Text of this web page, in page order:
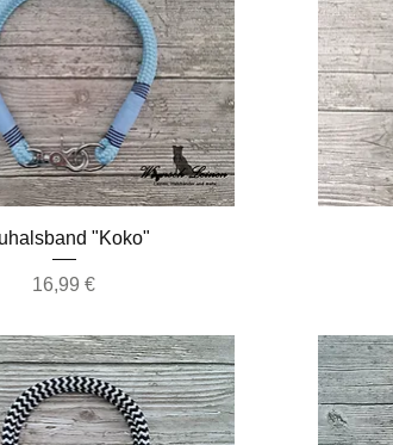
Schnellansicht"Koko"
Preis
16,99 €